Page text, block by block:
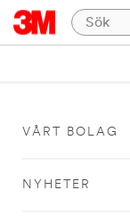
VÅRT BOLAG
NYHETER